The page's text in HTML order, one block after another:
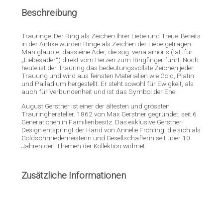
Beschreibung
Trauringe: Der Ring als Zeichen Ihrer Liebe und Treue. Bereits
in der Antike wurden Ringe als Zeichen der Liebe getragen.
Man glaubte, dass eine Ader, die sog. vena amoris (lat. für
„Liebesader“) direkt vom Herzen zum Ringfinger führt. Noch
heute ist der Trauring das bedeutungsvollste Zeichen jeder
Trauung und wird aus feinsten Materialien wie Gold, Platin
und Palladium hergestellt. Er steht sowohl für Ewigkeit, als
auch für Verbundenheit und ist das Symbol der Ehe.
August Gerstner ist einer der ältesten und grössten
Trauringhersteller. 1862 von Max Gerstner gegründet, seit 6
Generationen in Familienbesitz. Das exklusive Gerstner-
Design entspringt der Hand von Annelie Fröhling, die sich als
Goldschmiedemeisterin und Gesellschafterin seit über 10
Jahren den Themen der Kollektion widmet.
Zusätzliche Informationen